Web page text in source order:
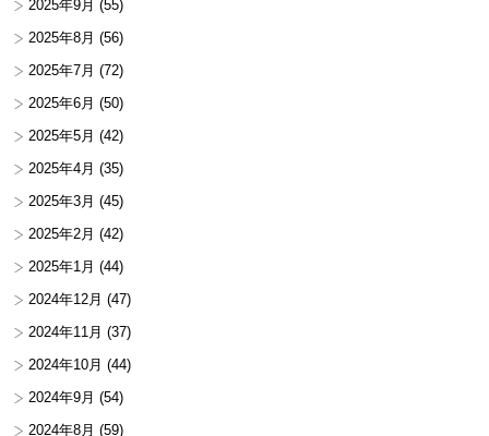
2025年9月 (55)
2025年8月 (56)
2025年7月 (72)
2025年6月 (50)
2025年5月 (42)
2025年4月 (35)
2025年3月 (45)
2025年2月 (42)
2025年1月 (44)
2024年12月 (47)
2024年11月 (37)
2024年10月 (44)
2024年9月 (54)
2024年8月 (59)